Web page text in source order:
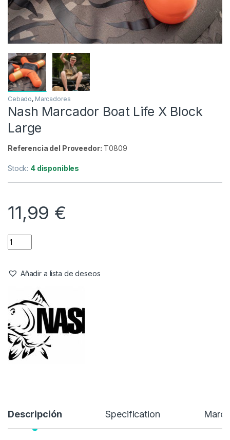
Cebado, Marcadores
Nash Marcador Boat Life X Block
Large
Referencia del Proveedor: T0809
Stock: 4 disponibles
11,99 €
Añadir a lista de deseos
Descripción Specification Marca